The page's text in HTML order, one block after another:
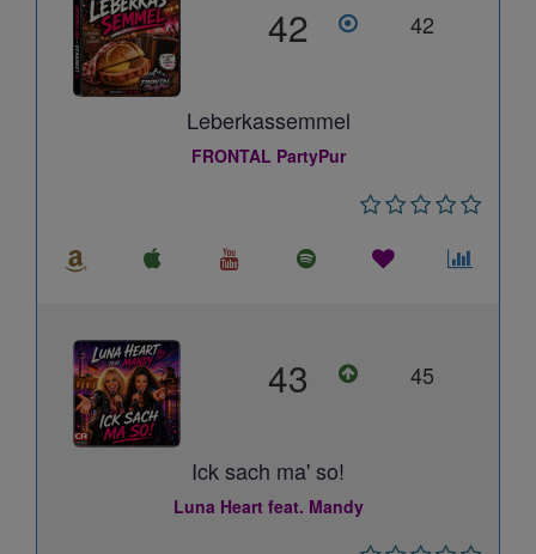
42 42
Leberkassemmel
FRONTAL PartyPur
43 45
Ick sach ma' so!
Luna Heart feat. Mandy